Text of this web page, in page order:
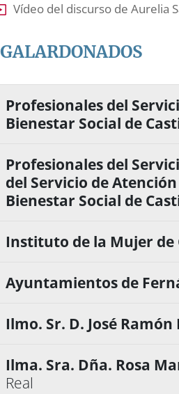
Vídeo del discurso de Aurelia
GALARDONADOS
Profesionales del
Bienestar Social de
Profesionales del
del Servicio de
Bienestar Social de
Instituto de la Mujer de
Ayuntamientos de
Ilmo. Sr. D. José
Ilma. Sra. Dña. Rosa
Real